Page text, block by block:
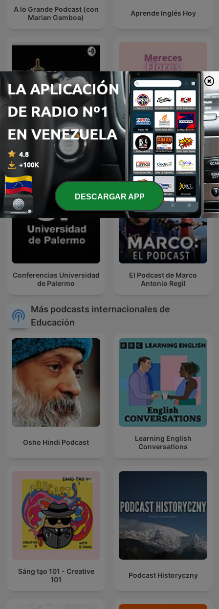
A lo Grande Podcast (con
Marian Gamboa)
Aprende Inglés Hoy
Salmos Mereces flores
Conferencias Universidad
de Palermo
El Podcast de Marco
Antonio Regil
Más podcasts internacionales de
Educación
Osho Hindi Podcast
Learning English
Conversations
Sáng tạo 101 - Creative
101
Podcast Historyczny
DESCARGAR APP